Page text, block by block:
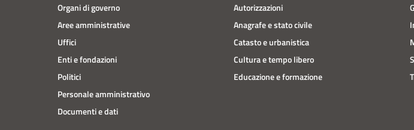
Organi di governo
Aree amministrative
Uffici
Enti e fondazioni
Politici
Personale amministrativo
Documenti e dati
Autorizzazioni
Anagrafe e stato civile
Catasto e urbanistica
Cultura e tempo libero
Educazione e formazione